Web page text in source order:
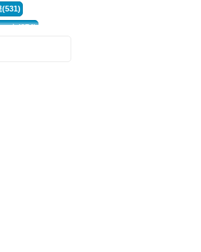
(531)
ット(374)